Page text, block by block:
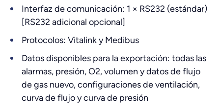
Interfaz de comunicación: 1 × RS232 (estándar)
[RS232 adicional opcional]
Protocolos: Vitalink y Medibus
Datos disponibles para la exportación: todas las
alarmas, presión, O2, volumen y datos de flujo
de gas nuevo, configuraciones de ventilación,
curva de flujo y curva de presión